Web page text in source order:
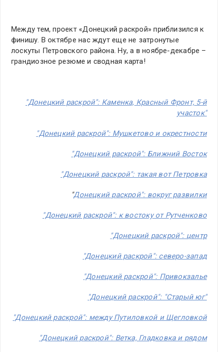
Между тем, проект «Донецкий раскрой» приблизился к
финишу. В октябре нас ждут еще не затронутые
лоскуты Петровского района. Ну, а в ноябре-декабре –
грандиозное резюме и сводная карта!
"Донецкий раскрой": Каменка, Красный Фронт, 5-й
участок"
"Донецкий раскрой": Мушкетово и окрестности
"Донецкий раскрой": Ближний Восток
"Донецкий раскрой": такая вот Петровка
"Донецкий раскрой": вокруг развилки
"Донецкий раскрой": к востоку от Рутченково
"Донецкий раскрой": центр
"Донецкий раскрой": северо-запад
"Донецкий раскрой": Привокзалье
"Донецкий раскрой": "Старый юг"
"Донецкий раскрой": между Путиловкой и Щегловкой
"Донецкий раскрой": Ветка, Гладковка и рядом